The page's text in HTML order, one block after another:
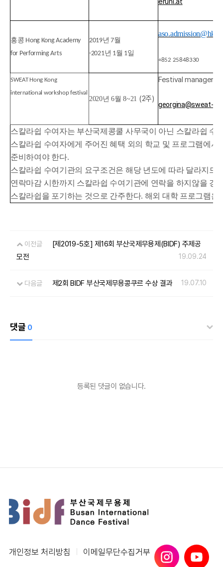
홍콩 Hong Kong Academy
for Performing Arts
2019년 7월
-2021년 1월 1일
+852 25848330
SWEAT Hong Kong
international workshop festival
2020년 6월 8~21 (2주)
Festival manager:
georgina@sweat-
스칼라쉽 수여자는 부산국제콩쿨 사무국이 아닌 스칼라쉽 수
스칼라쉽 수여자에게 주어진 혜택 외의 학교 및 프로그램에
준비하여야 한다.
스칼라쉽 수여기관의 요구조건은 해당 년도에 따라 달라지므
연락마감 시한까지 스칼라쉽 수여기관에 연락을 하지않을 경
스칼라쉽을 포기하는 것으로 간주한다. 해외 대학 프로그램
이전글
[제2019-5호] 제16회 부산국제무용제(BIDF) 주제공
모전
19.09.24
다음글 제2회 BIDF 부산국제무용콩쿠르 수상 결과 19.07.10
댓글 0
등록된 댓글이 없습니다.
개인정보 처리방침 이메일무단수집거부